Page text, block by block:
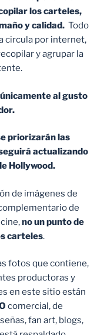
los carteles,
y calidad. Todo
circula por internet,
y agrupar la
al gusto
priorizarán las
actualizando
Hollywood.
de imágenes de
de
no un punto de
carteles.
fotos que contiene,
productoras y
en este sitio están
comercial, de
fan art, blogs,